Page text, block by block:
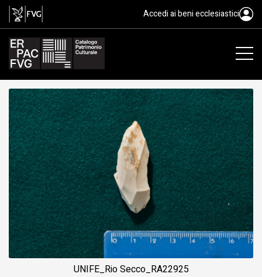
bulino, cultura gravettiana,
Accedi ai beni ecclesiastici
UNIFE_Rio Secco_RA22925